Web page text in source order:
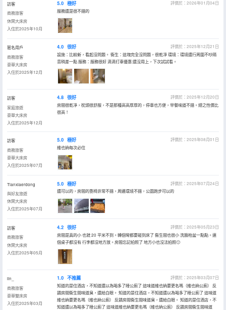
訪客
商務旅客
休閑大床房
入住於2025年10月
5.0 極好
評價於：2026年01月04日
服務還是很不錯的
匿名用戶
商務旅客
豪華大床房
入住於2025年12月
4.0 很好
評價於：2025年12月21日
設施：比較新，看起沒問題。 衞生：這塊完全沒問題，很乾凈 環境：環境還行周圍不吵隔
音稍差一點 服務：服務很好 滴滴打車優惠:還沒用上，下次試試看。
訪客
家庭旅遊
豪華大床房
入住於2025年12月
4.8 很好
評價於：2025年12月20日
房間很乾凈，枕頭很舒服，不是那種高高厚厚的，停車也方便，早餐味道不錯。總之性價比
很高！
訪客
商務旅客
豪華大床房
入住於2025年07月
5.0 極好
評價於：2025年08月01日
維也納每次必住
Tianxiaerdong
與好友旅遊
休閑大床房
入住於2025年07月
5.0 極好
評價於：2025年07月24日
還可以的，房間的靠椅非常不錯，周邊環境不錯，公園跑步可以的
訪客
商務旅客
休閑大床房
入住於2025年05月
4.2 很好
評價於：2025年05月23日
房間是真的小 也就 20 平米不到。轉個彎都要碰到床了 衞生間也很小 洗臉枱盆一點點。連
個桌子都沒有 行李都沒地方放。房間忘記拍照了 地方小也沒法拍照🙁
lin_
商務旅客
豪華雙床房
入住於2025年03月
1.0 不推薦
評價於：2025年03月07日
知道的是住酒店，不知道還以為喝多了睡公廁了 這味道維也納要更名嗎（維也納公廁） 反
饋房間衞生間味道臭，還給白眼。 知道的是住酒店，不知道還以為喝多了睡公廁了 這味道
維也納要更名嗎（維也納公廁） 反饋房間衞生間味道臭，還給白眼。 知道的是住酒店，不
知道還以為喝多了睡公廁了 這味道維也納要更名嗎（維也納公廁） 反饋房間衞生間味道